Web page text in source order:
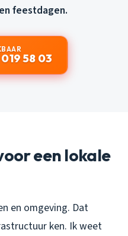
feestdagen.
58 03
een lokale
en omgeving. Dat
ken. Ik weet